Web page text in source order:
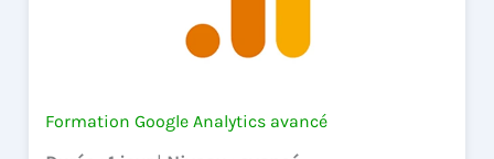
Formation Google Analytics avancé